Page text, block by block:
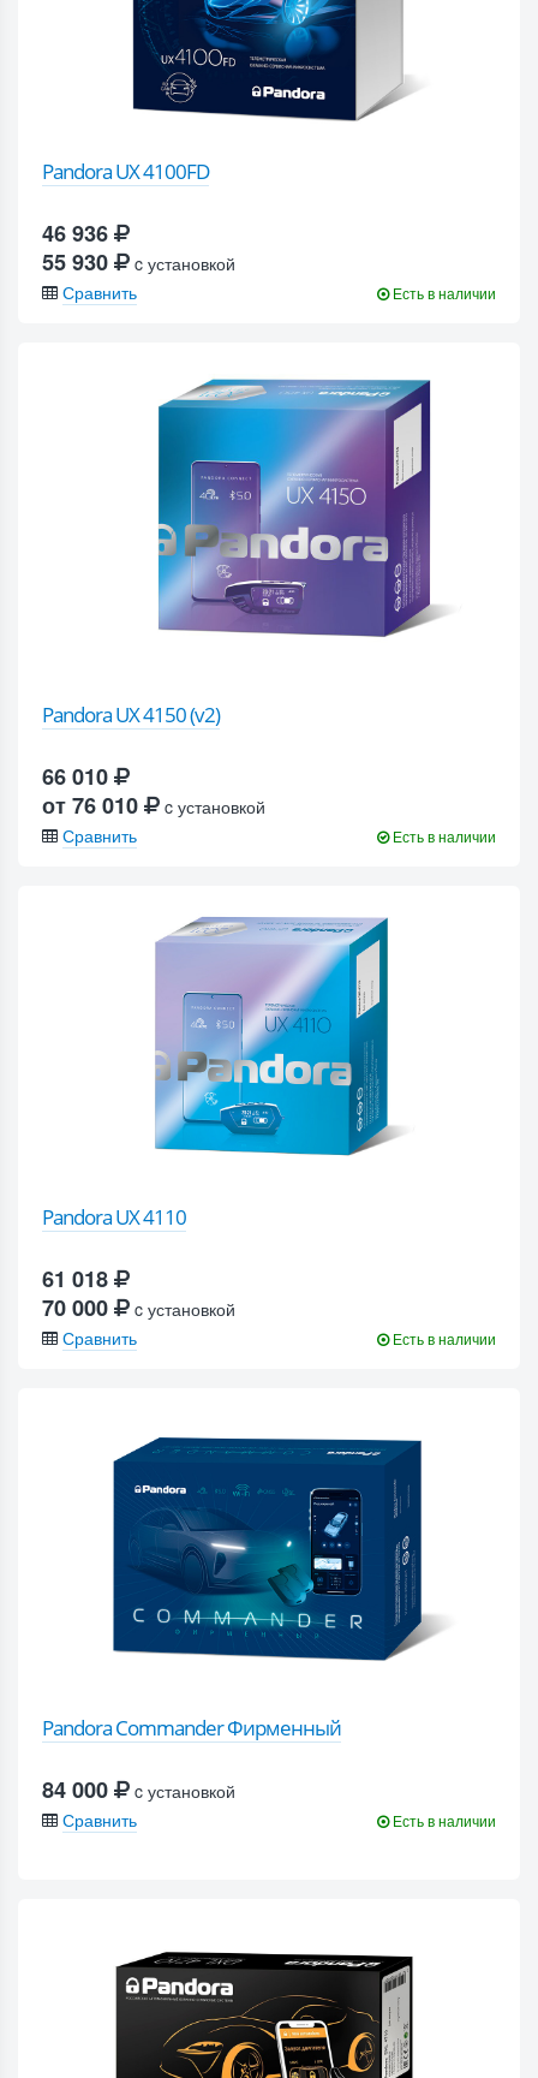
Pandora UX 4100FD
46 936
55 930
c установкой
Сравнить
Есть в наличии
Pandora UX 4150 (v2)
66 010
от 76 010
c установкой
Сравнить
Есть в наличии
Pandora UX 4110
61 018
70 000
c установкой
Сравнить
Есть в наличии
Pandora Commander Фирменный
84 000
c установкой
Сравнить
Есть в наличии